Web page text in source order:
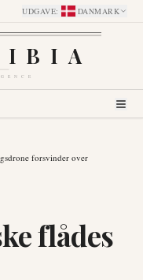
UDGAVE: DANMARK
forsvinder over
flådes